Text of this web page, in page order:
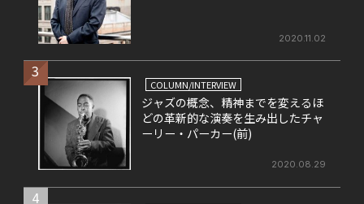
2020.11.02
3
COLUMN/INTERVIEW
ジャズの概念、精神までを変えるほ
どの革新的な演奏を生み出したチャ
ーリー・パーカー(前)
2020.08.29
4